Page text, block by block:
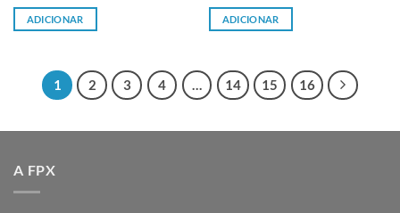
ADICIONAR ADICIONAR
1 2 3 4 … 14 15 16
A FPX